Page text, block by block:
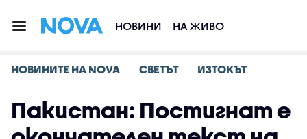
НОВИНИ НА ЖИВО
НОВИНИТЕ НА NOVA СВЕТЪТ ИЗТОКЪТ
Пакистан: Постигнат е